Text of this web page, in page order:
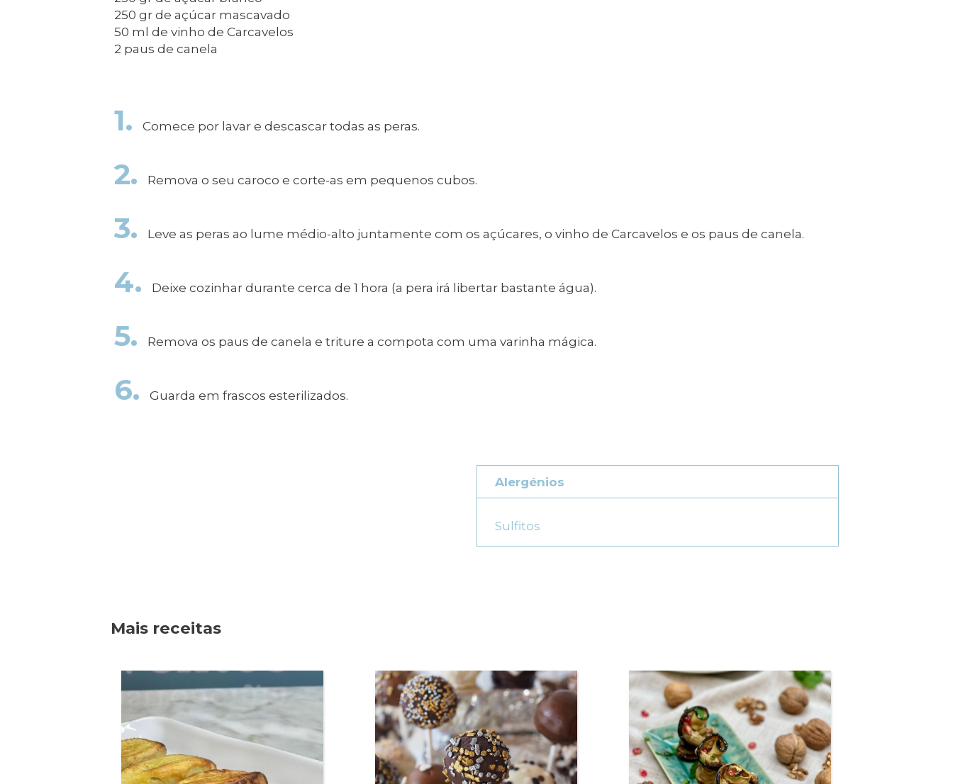
Serviços Online
250 gr de açúcar mascavado
50 ml de vinho de Carcavelos
2 paus de canela
1. Comece por lavar e descascar todas as peras.
2. Remova o seu caroco e corte-as em pequenos cubos.
3. Leve as peras ao lume médio-alto juntamente com os açúcares, o vinho de Carcavelos e os paus de canela.
4. Deixe cozinhar durante cerca de 1 hora (a pera irá libertar bastante água).
5. Remova os paus de canela e triture a compota com uma varinha mágica.
6. Guarda em frascos esterilizados.
Alergénios
Sulfitos
Mais receitas